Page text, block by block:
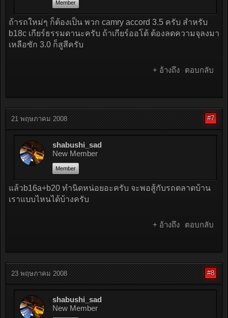
Member
ถ้ารถใหม่ๆ ก็ต้องเป็น พวก camry accord 3.5 ครับ สำหรับ
b18c เกียร์ธรรมดานะครับ ถ้าเกียร์ออโต้ ต้องลดความจุลงมา
เหลือซัก 3.0 ก็สูสีครับ
+ อ้างถึง ตอบกลับ
21 พฤษภาคม 2008 #7
shabushi_sad
New Member
Member
แล้วb16a+b20 ทำนิดหน่อยอะครับ จะพอสู้กับรถตลาดบ้าน
เราแบบไหนได้บ้างครับ
+ อ้างถึง ตอบกลับ
23 พฤษภาคม 2008 #8
shabushi_sad
New Member